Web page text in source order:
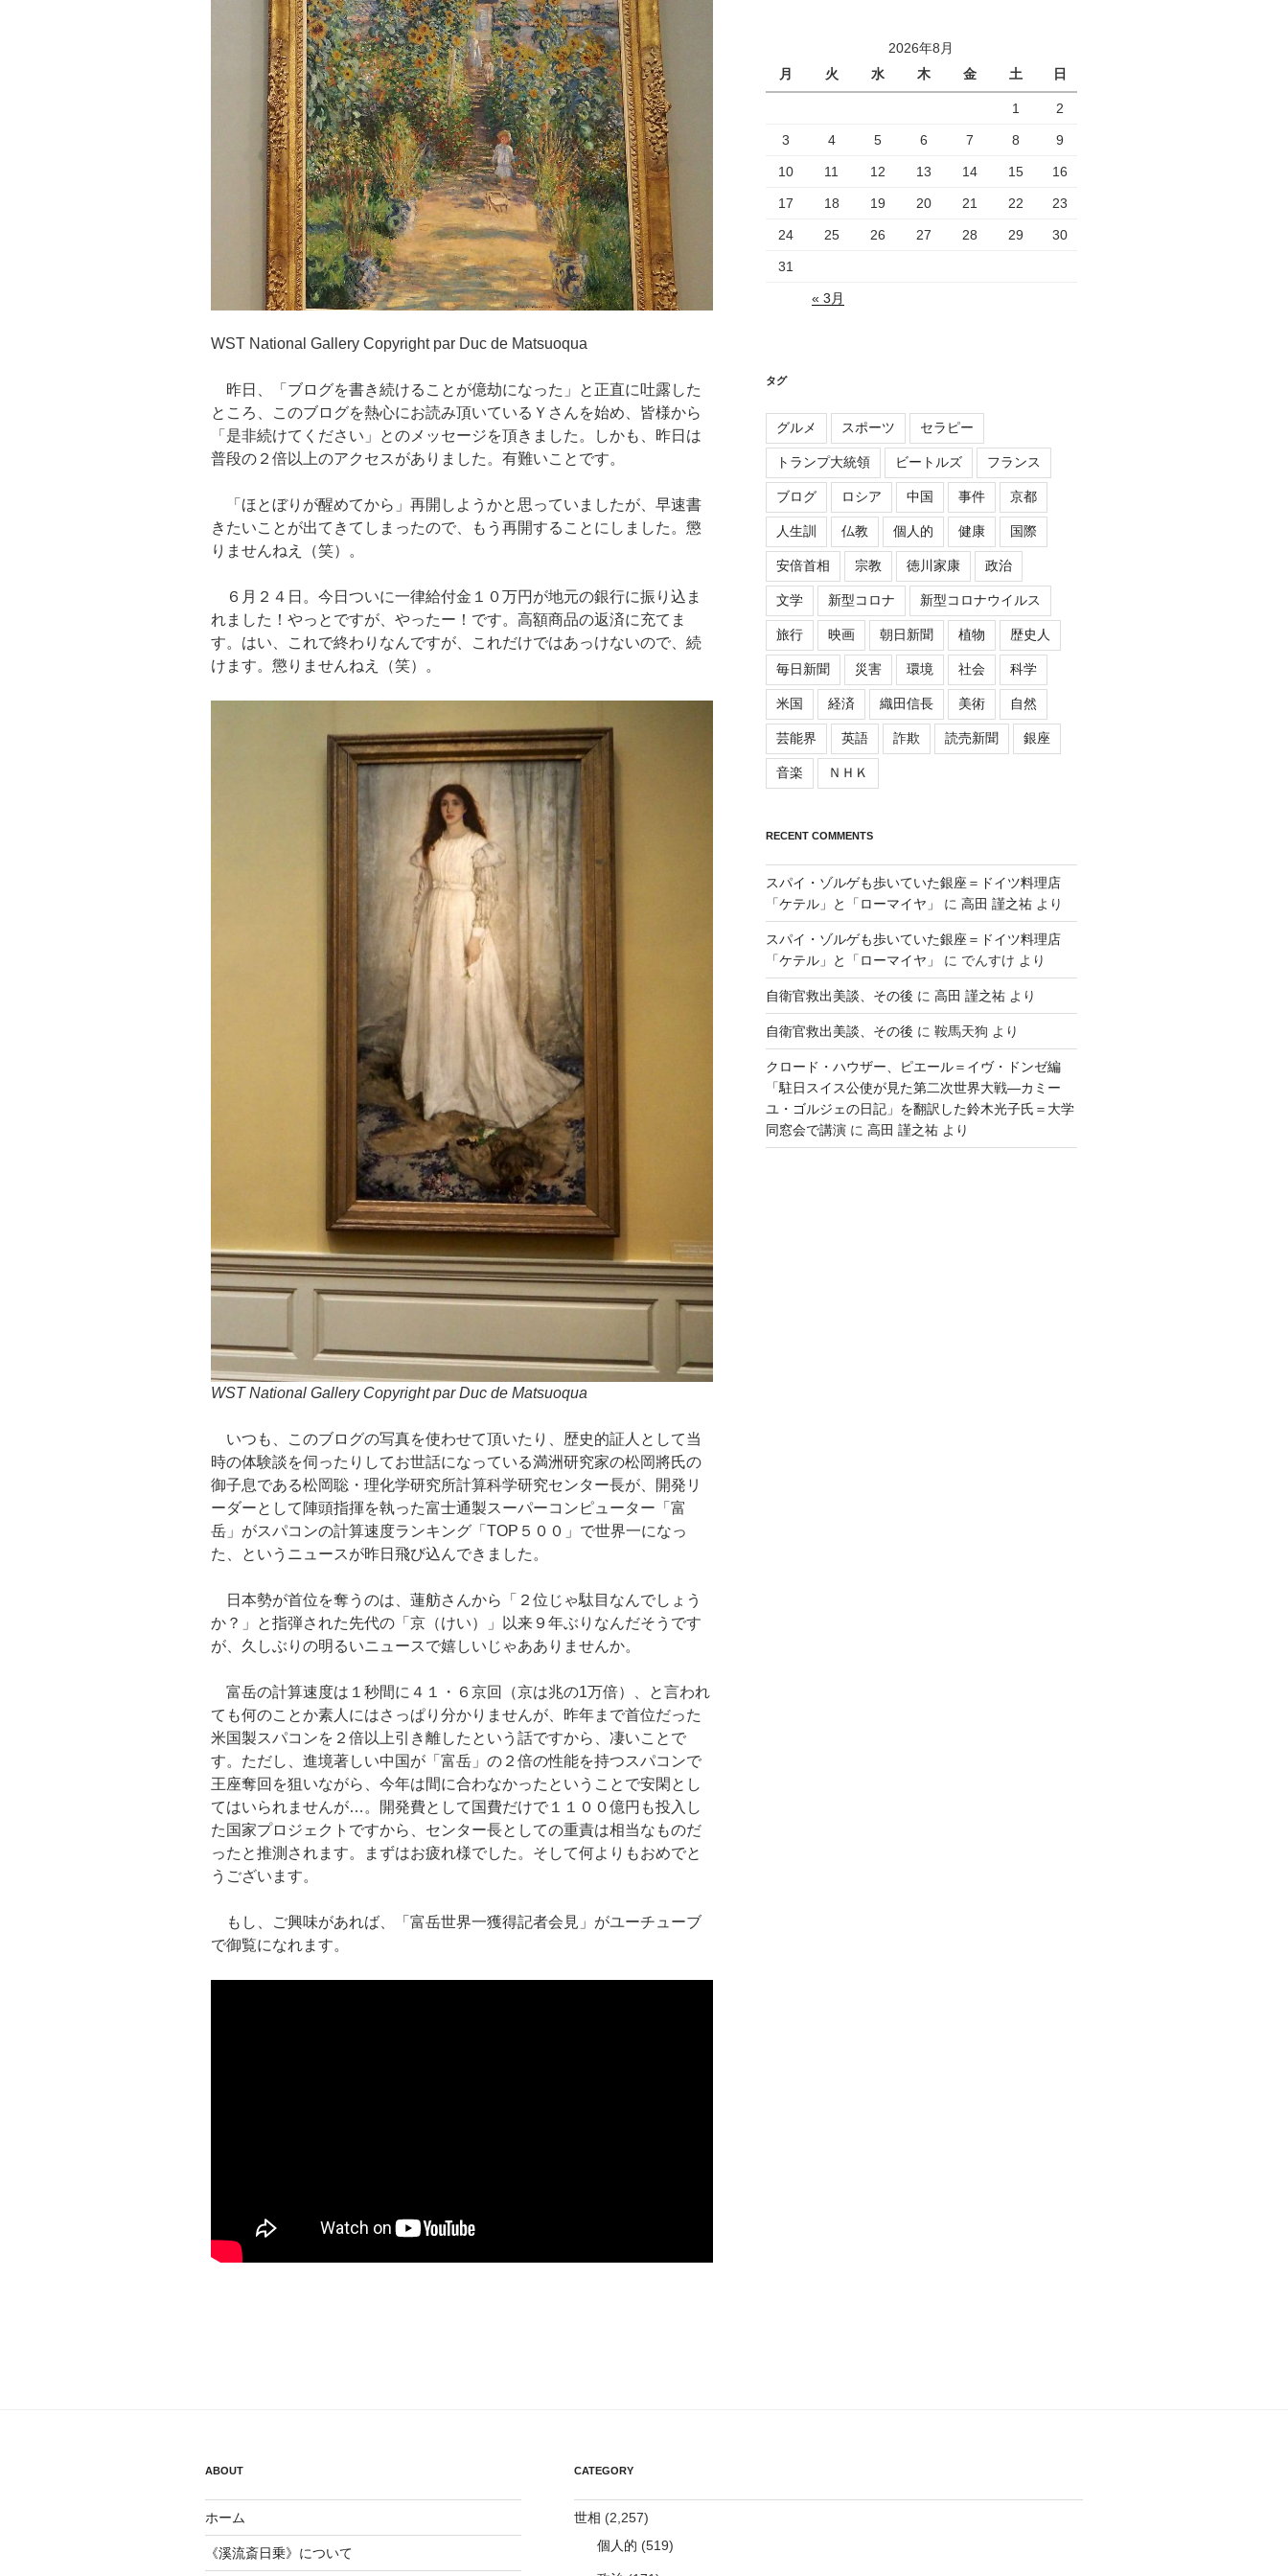
WST National Gallery Copyright par Duc de Matsuoqua
昨日、「ブログを書き続けることが億劫になった」と正直に吐露した
ところ、このブログを熱心にお読み頂いているＹさんを始め、皆様から
「是非続けてください」とのメッセージを頂きました。しかも、昨日は
普段の２倍以上のアクセスがありました。有難いことです。
「ほとぼりが醒めてから」再開しようかと思っていましたが、早速書
きたいことが出てきてしまったので、もう再開することにしました。懲
りませんねえ（笑）。
６月２４日。今日ついに一律給付金１０万円が地元の銀行に振り込ま
れました！やっとですが、やったー！です。高額商品の返済に充てま
す。はい、これで終わりなんですが、これだけではあっけないので、続
けます。懲りませんねえ（笑）。
WST National Gallery Copyright par Duc de Matsuoqua
いつも、このブログの写真を使わせて頂いたり、歴史的証人として当
時の体験談を伺ったりしてお世話になっている満洲研究家の松岡將氏の
御子息である松岡聡・理化学研究所計算科学研究センター長が、開発リ
ーダーとして陣頭指揮を執った富士通製スーパーコンピューター「富
岳」がスパコンの計算速度ランキング「TOP５００」で世界一になっ
た、というニュースが昨日飛び込んできました。
日本勢が首位を奪うのは、蓮舫さんから「２位じゃ駄目なんでしょう
か？」と指弾された先代の「京（けい）」以来９年ぶりなんだそうです
が、久しぶりの明るいニュースで嬉しいじゃあありませんか。
富岳の計算速度は１秒間に４１・６京回（京は兆の1万倍）、と言われ
ても何のことか素人にはさっぱり分かりませんが、昨年まで首位だった
米国製スパコンを２倍以上引き離したという話ですから、凄いことで
す。ただし、進境著しい中国が「富岳」の２倍の性能を持つスパコンで
王座奪回を狙いながら、今年は間に合わなかったということで安閑とし
てはいられませんが…。開発費として国費だけで１１００億円も投入し
た国家プロジェクトですから、センター長としての重責は相当なものだ
ったと推測されます。まずはお疲れ様でした。そして何よりもおめでと
うございます。
もし、ご興味があれば、「富岳世界一獲得記者会見」がユーチューブ
で御覧になれます。
2026年8月
月
火 水 木 金 土 日
1 2
3 4 5 6 7 8 9
10 11 12 13 14 15 16
17 18 19 20 21 22 23
24 25 26 27 28 29 30
31
« 3月
タグ
グルメ スポーツ セラピー
トランプ大統領 ビートルズ フランス
ブログ ロシア 中国 事件 京都
人生訓 仏教 個人的 健康 国際
安倍首相 宗教 徳川家康 政治
文学 新型コロナ 新型コロナウイルス
旅行 映画 朝日新聞 植物 歴史人
毎日新聞 災害 環境 社会 科学
米国 経済 織田信長 美術 自然
芸能界 英語 詐欺 読売新聞 銀座
音楽 ＮＨＫ
RECENT COMMENTS
スパイ・ゾルゲも歩いていた銀座＝ドイツ料理店
「ケテル」と「ローマイヤ」
に 高田 謹之祐より
スパイ・ゾルゲも歩いていた銀座＝ドイツ料理店
「ケテル」と「ローマイヤ」
に でんすけ より
自衛官救出美談、その後 に 高田 謹之祐より
自衛官救出美談、その後 に 鞍馬天狗 より
クロード・ハウザー、ピエール＝イヴ・ドンゼ編
「駐日スイス公使が見た第二次世界大戦―カミー
ユ・ゴルジェの日記」を翻訳した鈴木光子氏＝大学
同窓会で講演に 高田 謹之祐より
ABOUT
ホーム
《溪流斎日乗》について
CATEGORY
世相 (2,257)
個人的 (519)